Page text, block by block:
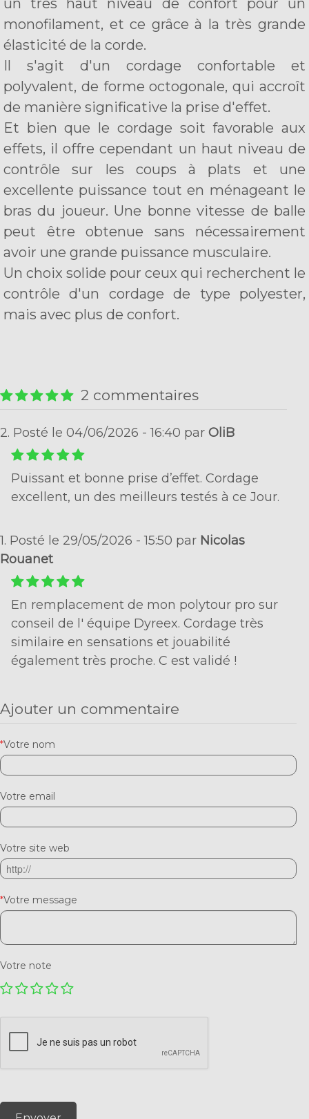
un très haut niveau de confort pour un
monofilament, et ce grâce à la très grande
élasticité de la corde.
Il s'agit d'un cordage confortable et
polyvalent, de forme octogonale, qui accroît
de manière significative la prise d'effet.
Et bien que le cordage soit favorable aux
effets, il offre cependant un haut niveau de
contrôle sur les coups à plats et une
excellente puissance tout en ménageant le
bras du joueur. Une bonne vitesse de balle
peut être obtenue sans nécessairement
avoir une grande puissance musculaire.
Un choix solide pour ceux qui recherchent le
contrôle d'un cordage de type polyester,
mais avec plus de confort.
2 commentaires
2. Posté le 04/06/2026 - 16:40 par OliB
Puissant et bonne prise d’effet. Cordage
excellent, un des meilleurs testés à ce Jour.
1. Posté le 29/05/2026 - 15:50 par Nicolas
Rouanet
En remplacement de mon polytour pro sur
conseil de l' équipe Dyreex. Cordage très
similaire en sensations et jouabilité
également très proche. C est validé !
Ajouter un commentaire
*Votre nom
Votre email
Votre site web
*Votre message
Votre note